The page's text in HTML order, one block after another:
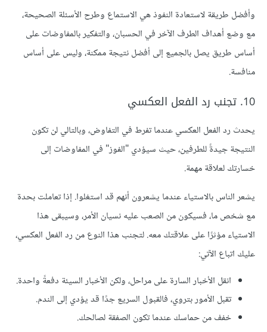
وأفضل طريقة لاستعادة النفوذ هي الاستماع وطرح الأسئلة الصحيحة،
مع وضع أهداف الطرف الآخر في الحسبان، والتفكير بالمفاوضات على
أساس طريق يصل بالجميع إلى أفضل نتيجة ممكنة، وليس على أساس
منافسة.
10. تجنب رد الفعل العكسي
يحدث رد الفعل العكسي عندما تفرط في التفاوض، وبالتالي لن تكون
النتيجة جيدةً للطرفين، حيث سيؤدي "الفوز" في المفاوضات إلى
خسارتك لعلاقة مهمة.
يشعر الناس بالاستياء عندما يشعرون أنهم قد استغلوا. إذا تعاملت بحدة
مع شخص ما، فسيكون من الصعب عليه نسيان الأمر، وسيبقى هذا
الاستياء مؤثرًا على علاقتك معه. لتجنب هذا النوع من رد الفعل العكسي،
عليك اتباع الآتي:
انقل الأخبار السارة على مراحل، ولكن الأخبار السيئة دفعةً واحدة.
تقبل الأمور بتروي، فالقبول السريع جدًا قد يؤدي إلى الندم.
خفف من حماسك عندما تكون الصفقة لصالحك.